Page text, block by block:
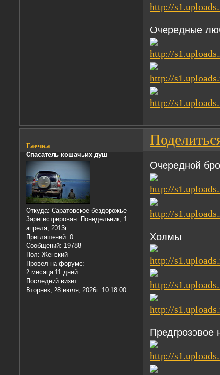
Очередные
Гаечка
Спасатель кошачьих душ
Откуда: Саратовское бездорожье
Зарегистрирован: Понедельник, 1
апреля, 2013г.
Приглашений: 0
Сообщений: 19788
Пол: Женский
Провел на форуме:
2 месяца 11 дней
Последний визит:
Вторник, 28 июля, 2026г. 10:18:00
Очередной
Холмы
Предгрозовое